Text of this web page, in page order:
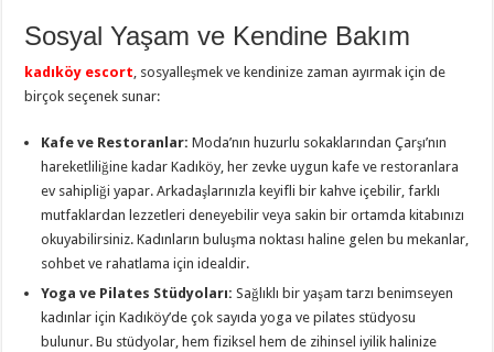
Sosyal Yaşam ve Kendine Bakım
kadıköy escort, sosyalleşmek ve kendinize zaman ayırmak için de
birçok seçenek sunar:
Kafe ve Restoranlar: Moda’nın huzurlu sokaklarından Çarşı’nın
hareketliliğine kadar Kadıköy, her zevke uygun kafe ve restoranlara
ev sahipliği yapar. Arkadaşlarınızla keyifli bir kahve içebilir, farklı
mutfaklardan lezzetleri deneyebilir veya sakin bir ortamda kitabınızı
okuyabilirsiniz. Kadınların buluşma noktası haline gelen bu mekanlar,
sohbet ve rahatlama için idealdir.
Yoga ve Pilates Stüdyoları: Sağlıklı bir yaşam tarzı benimseyen
kadınlar için Kadıköy’de çok sayıda yoga ve pilates stüdyosu
bulunur. Bu stüdyolar, hem fiziksel hem de zihinsel iyilik halinize